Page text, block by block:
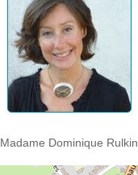
Madame Dominique Rulkin